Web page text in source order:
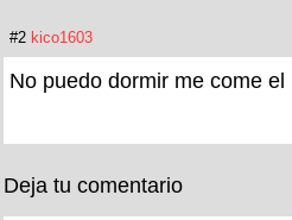
#2 kico1603
No puedo dormir me come el
Deja tu comentario